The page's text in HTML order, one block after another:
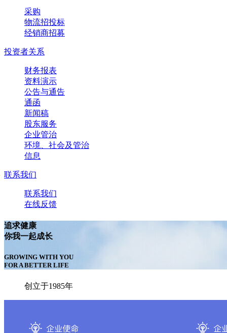
采购
物流招投标
经销商招募
投资者关系
财务报表
资料演示
公告与通告
通函
新闻稿
股东服务
企业管治
环境、社会及管治
信息
联系我们
联系我们
在线反馈
追求健康
你我一起成长
GROWING WITH YOU
FOR A BETTER LIFE
创立于1985年